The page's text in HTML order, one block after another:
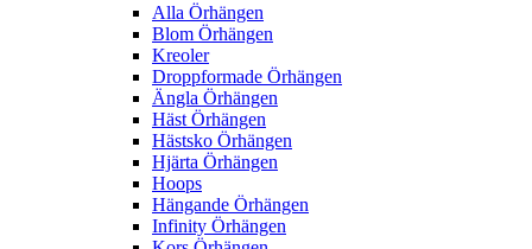
Alla Örhängen
Blom Örhängen
Kreoler
Droppformade Örhängen
Ängla Örhängen
Häst Örhängen
Hästsko Örhängen
Hjärta Örhängen
Hoops
Hängande Örhängen
Infinity Örhängen